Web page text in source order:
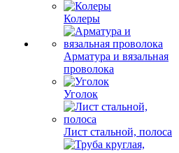
Колеры
Арматура и вязальная
проволока
Уголок
Лист стальной, полоса